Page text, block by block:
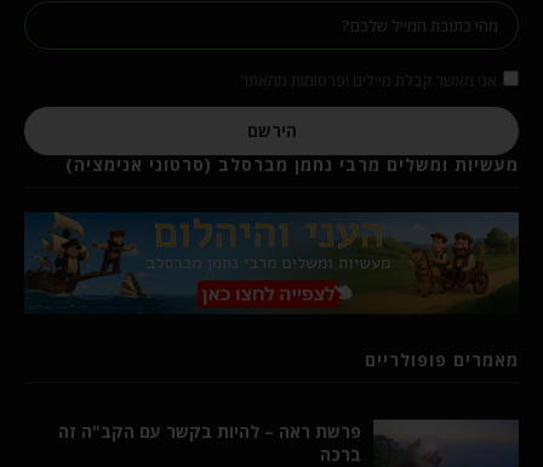
הירשם
מעשיות ומשלים מרבי נחמן מברסלב (סרטוני אנימציה)
מאמרים פופולריים
פרשת ראה – להיות בקשר עם הקב"ה זה
ברכה